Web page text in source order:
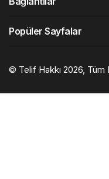
Popüler Sayfalar
© Telif Hakkı 2026, Tüm